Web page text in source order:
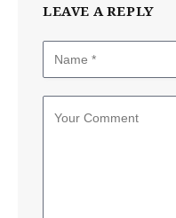
LEAVE A REPLY